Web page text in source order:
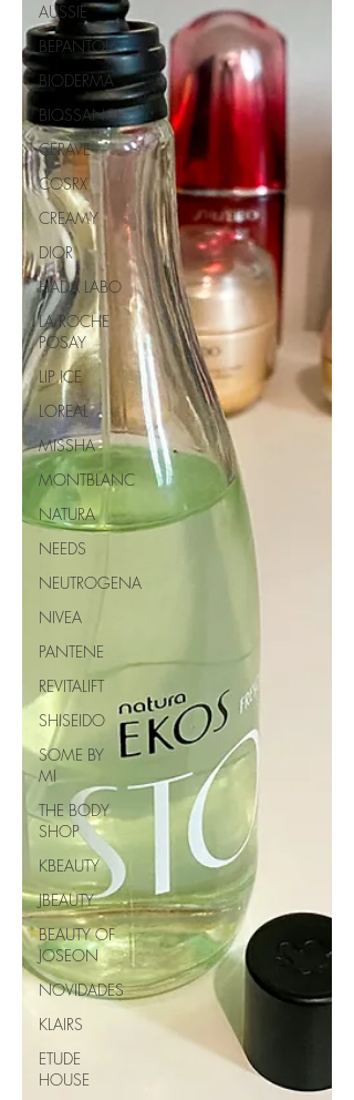
AUSSIE
BEPANTOL
BIODERMA
BIOSSANCE
CERAVE
COSRX
CREAMY
DIOR
HADA LABO
LA ROCHE
POSAY
LIP ICE
LOREAL
MISSHA
MONTBLANC
NATURA
NEEDS
NEUTROGENA
NIVEA
PANTENE
REVITALIFT
SHISEIDO
SOME BY
MI
THE BODY
SHOP
KBEAUTY
JBEAUTY
BEAUTY OF
JOSEON
NOVIDADES
KLAIRS
ETUDE
HOUSE